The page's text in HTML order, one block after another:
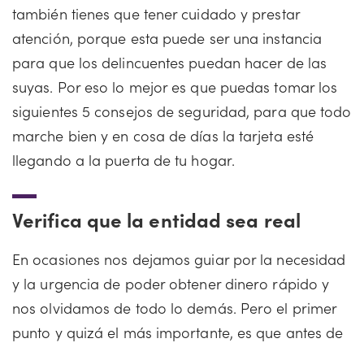
también tienes que tener cuidado y prestar
atención, porque esta puede ser una instancia
para que los delincuentes puedan hacer de las
suyas. Por eso lo mejor es que puedas tomar los
siguientes 5 consejos de seguridad, para que todo
marche bien y en cosa de días la tarjeta esté
llegando a la puerta de tu hogar.
Verifica que la entidad sea real
En ocasiones nos dejamos guiar por la necesidad
y la urgencia de poder obtener dinero rápido y
nos olvidamos de todo lo demás. Pero el primer
punto y quizá el más importante, es que antes de